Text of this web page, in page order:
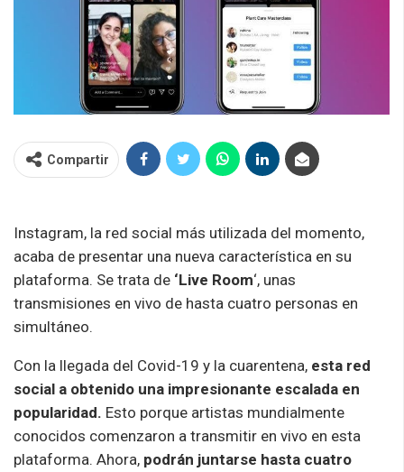
Compartir
Instagram, la red social más utilizada del momento,
acaba de presentar una nueva característica en su
plataforma. Se trata de ‘Live Room‘, unas
transmisiones en vivo de hasta cuatro personas en
simultáneo.
Con la llegada del Covid-19 y la cuarentena, esta red
social a obtenido una impresionante escalada en
popularidad. Esto porque artistas mundialmente
conocidos comenzaron a transmitir en vivo en esta
plataforma. Ahora, podrán juntarse hasta cuatro